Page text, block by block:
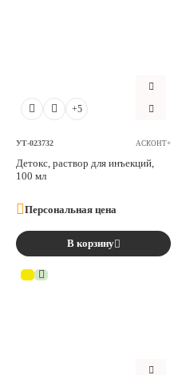
+5
УТ-023732 АСКОНТ+
Детокс, раствор для инъекций,
100 мл
Персональная цена
В корзину